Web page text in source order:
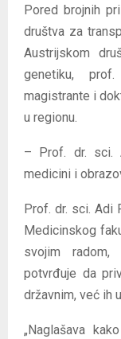
Pored brojnih
društva za
Austrijskom
genetiku,
magistrante i
u regionu.
– Prof. dr. sci.
medicini i
Prof. dr. sci. Adi
Medicinskog
svojim radom,
potvrđuje da
državnim, već ih
„Naglašava